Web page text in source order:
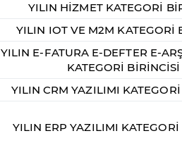
YILIN HİZMET KATEGORİ
YILIN IOT VE M2M KATEGORİ
YILIN E-FATURA E-DEFTER E-
KATEGORİ BİRİNCİSİ
YILIN CRM YAZILIMI
YILIN ERP YAZILIMI